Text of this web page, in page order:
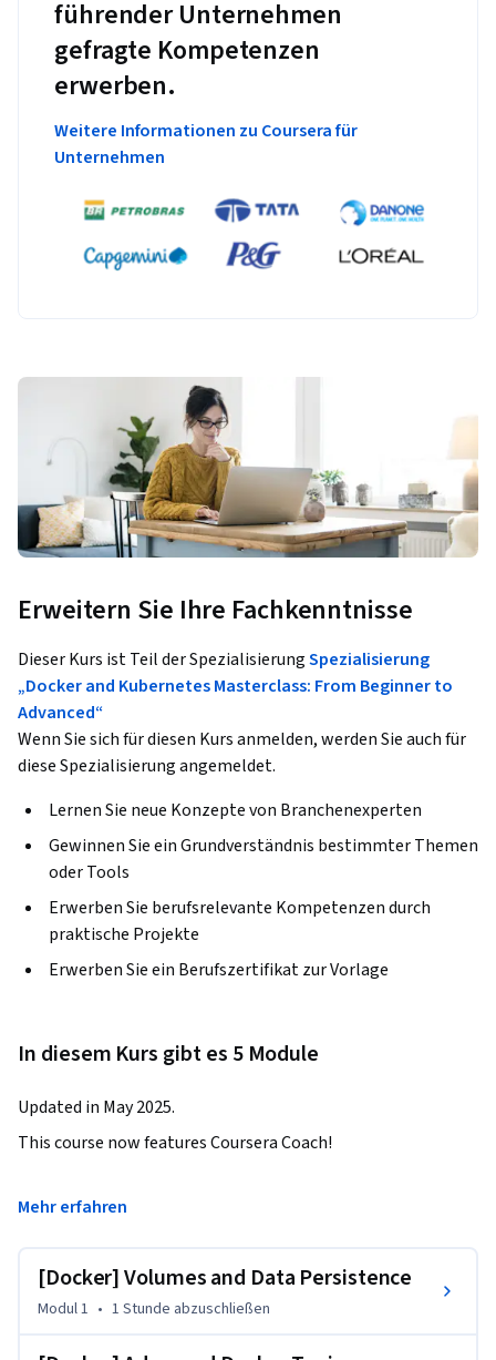
führender Unternehmen
gefragte Kompetenzen
erwerben.
Weitere Informationen zu Coursera für
Unternehmen
Erweitern Sie Ihre Fachkenntnisse
Dieser Kurs ist Teil der SpezialisierungSpezialisierung
„Docker and Kubernetes Masterclass: From Beginner to
Advanced“
Wenn Sie sich für diesen Kurs anmelden, werden Sie auch für
diese Spezialisierung angemeldet.
Lernen Sie neue Konzepte von Branchenexperten
Gewinnen Sie ein Grundverständnis bestimmter Themen
oder Tools
Erwerben Sie berufsrelevante Kompetenzen durch
praktische Projekte
Erwerben Sie ein Berufszertifikat zur Vorlage
In diesem Kurs gibt es 5 Module
Updated in May 2025.
This course now features Coursera Coach!
A smarter way to learn with interactive, real-time
progress through the course.
Mehr erfahren
[Docker] Volumes and Data Persistence
Modul 1 • 1 Stunde abzuschließen